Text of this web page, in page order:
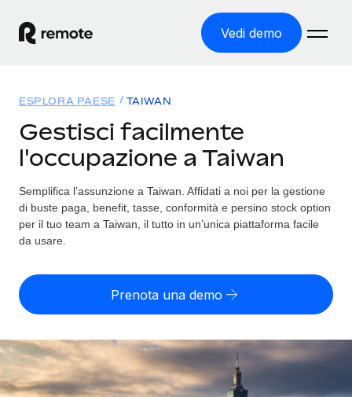
Vedi demo
ASSUMI NEL MONDO
Global Payroll
Gestisci il payroll a norma, in tutta semplicità
Employer of Record
Contractor Management
SERVICES
Chiedi a un esperto
Soluzioni
COPERTURA GLOBALE
Ricerca paesi
Trova i servizi di supporto all’impiego per ogni Paese
Confronta Remote
Scopri come ci confrontiamo con gli altri
DIVENTA NOSTRO PARTNER
Partner tecnologici strategici
Integra l'HR globale nella tua piattaforma in modo
Tariffe
English
Nederlands
Français
Login
ESPLORA PAESE TAIWAN
Gestisci facilmente
l'occupazione a Taiwan
Semplifica l’assunzione a Taiwan. Affidati a noi per la gestione
di buste paga, benefit, tasse, conformità e persino stock option
per il tuo team a Taiwan, il tutto in un’unica piattaforma facile
da usare.
Prenota una demo